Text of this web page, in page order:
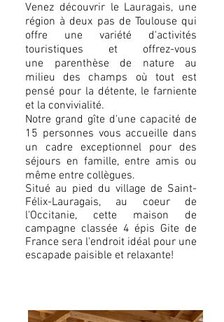
Venez découvrir le Lauragais, une
région à deux pas de Toulouse qui
offre une variété d'activités
touristiques et offrez-vous
une parenthèse de nature au
milieu des champs où tout est
pensé pour la détente, le farniente
et la convivialité.
Notre grand gîte d'une capacité de
15 personnes vous accueille dans
un cadre exceptionnel pour des
séjours en famille, entre amis ou
même entre collègues.
Situé au pied du village de Saint-
Félix-Lauragais, au coeur de
l'Occitanie, cette maison de
campagne classée 4 épis Gite de
France sera l'endroit idéal pour une
escapade paisible et relaxante!